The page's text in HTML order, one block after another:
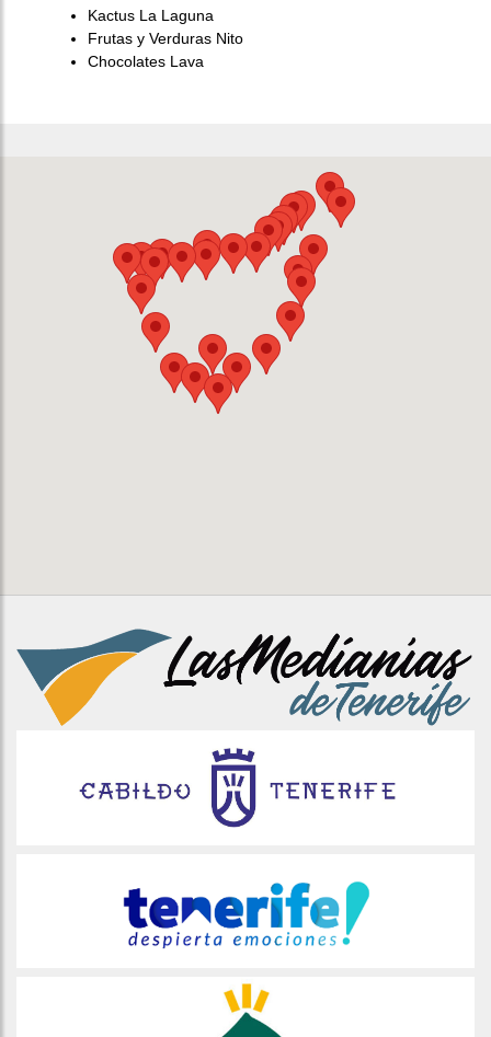
Kactus La Laguna
Frutas y Verduras Nito
Chocolates Lava